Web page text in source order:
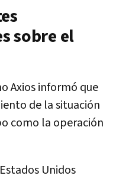
sobre el
Axios informó que
de la situación
como la operación
Unidos